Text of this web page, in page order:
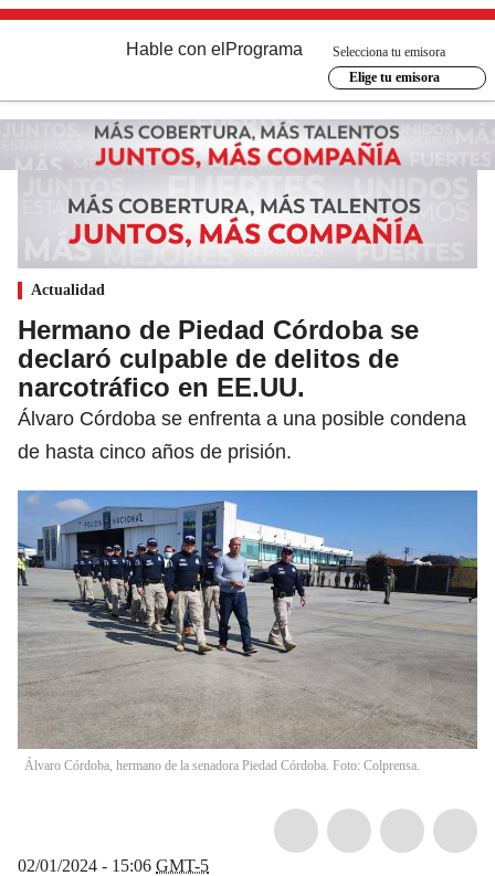
Hable con el Programa
Selecciona tu emisora
Elige tu emisora
Actualidad
Hermano de Piedad Córdoba se
declaró culpable de delitos de
narcotráfico en EE.UU.
Álvaro Córdoba se enfrenta a una posible condena
de hasta cinco años de prisión.
Álvaro Córdoba, hermano de la senadora Piedad Córdoba. Foto: Colprensa.
02/01/2024 - 15:06 GMT-5